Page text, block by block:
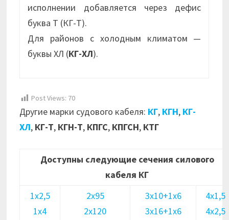
исполнении добавляется через дефис
буква Т (КГ-Т).
Для районов с холодным климатом —
буквы ХЛ (КГ-ХЛ).
Post Views: 70
Другие марки судового кабеля: КГ, КГН, КГ-
ХЛ, КГ-Т, КГН-Т, КПГС, КПГСН, КТГ
Доступны следующие сечения силового
кабеля КГ
1х2,5
1х4
2х95
2х120
3х10+1х6
3х16+1х6
4х1,5
4х2,5